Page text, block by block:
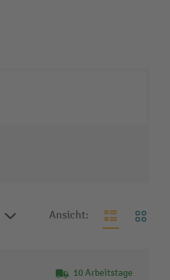
Ansicht:
10 Arbeitstage